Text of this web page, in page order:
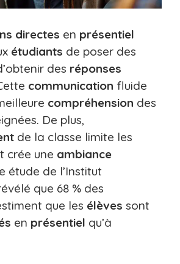
directes en présentiel
étudiants de poser des
des réponses
communication fluide
compréhension des
De plus,
de la classe limite les
crée une ambiance
étude de l’Institut
que 68 % des
que les élèves sont
en présentiel qu’à